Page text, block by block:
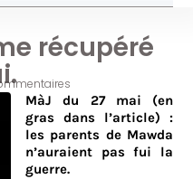
récupéré
MàJ du 27 mai (en
gras dans l’article) :
les parents de Mawda
n’auraient pas fui la
guerre.